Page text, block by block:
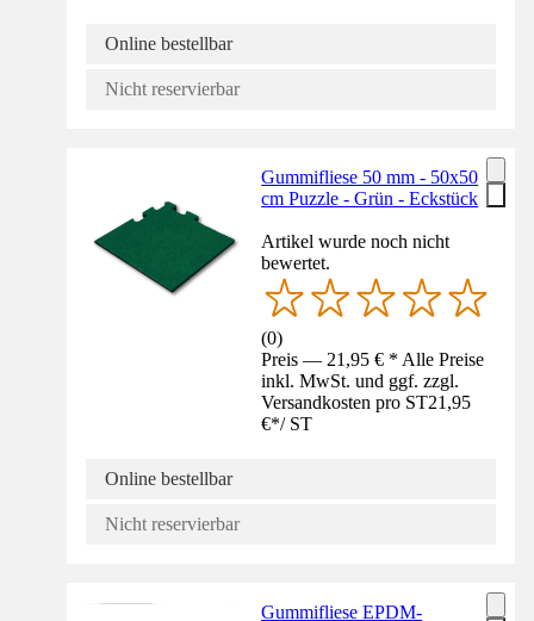
Online bestellbar
Nicht reservierbar
Gummifliese 50 mm - 50x50
cm Puzzle - Grün - Eckstück
Artikel wurde noch nicht
bewertet.
(0)
Preis — 21,95 € * Alle Preise
inkl. MwSt. und ggf. zzgl.
Versandkosten pro ST21,95
€*/ ST
Online bestellbar
Nicht reservierbar
Gummifliese EPDM-